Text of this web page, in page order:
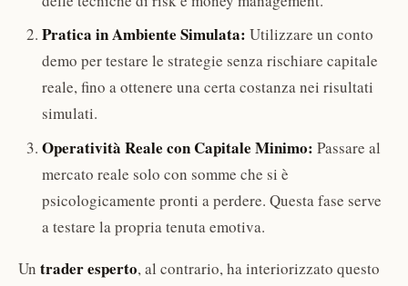
Pratica in Ambiente Simulata: Utilizzare un conto
demo per testare le strategie senza rischiare capitale
reale, fino a ottenere una certa costanza nei risultati
simulati.
Operatività Reale con Capitale Minimo: Passare al
mercato reale solo con somme che si è
psicologicamente pronti a perdere. Questa fase serve
a testare la propria tenuta emotiva.
Un trader esperto, al contrario, ha interiorizzato questo